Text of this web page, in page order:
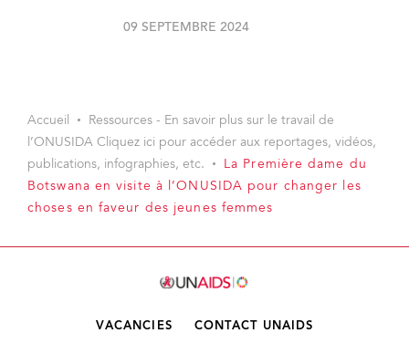
09 SEPTEMBRE 2024
Accueil
Ressources - En savoir plus sur le travail de
l’ONUSIDA Cliquez ici pour accéder aux reportages, vidéos,
publications, infographies, etc.
La Première dame du
Botswana en visite à l’ONUSIDA pour changer les
choses en faveur des jeunes femmes
VACANCIES CONTACT UNAIDS